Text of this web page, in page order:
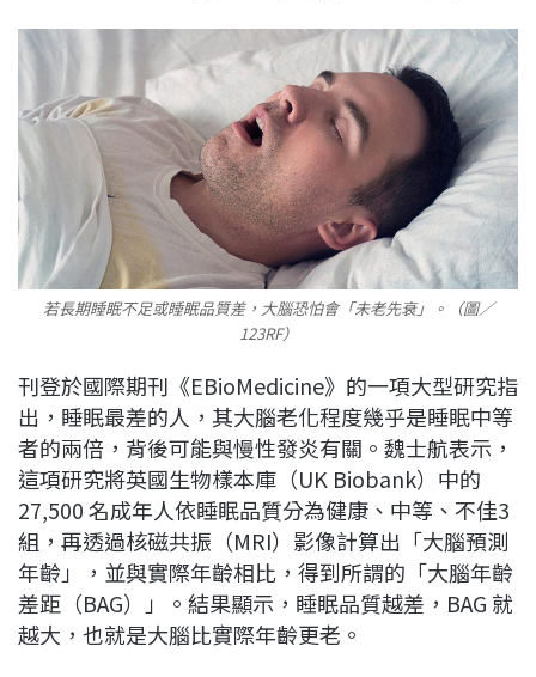
若長期睡眠不足或睡眠品質差，大腦恐怕會「未老先衰」。（圖／
123RF）
刊登於國際期刊《EBioMedicine》的一項大型研究指
出，睡眠最差的人，其大腦老化程度幾乎是睡眠中等
者的兩倍，背後可能與慢性發炎有關。魏士航表示，
這項研究將英國生物樣本庫（UK Biobank）中的
27,500 名成年人依睡眠品質分為健康、中等、不佳3
組，再透過核磁共振（MRI）影像計算出「大腦預測
年齡」，並與實際年齡相比，得到所謂的「大腦年齡
差距（BAG）」。結果顯示，睡眠品質越差，BAG 就
越大，也就是大腦比實際年齡更老。